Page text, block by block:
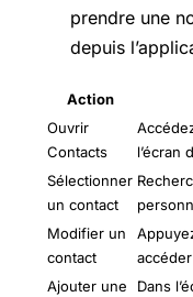
prendre une
depuis
Action
Ouvrir
Contacts
l’écran
Sélectionner
un contact
Modifier un
contact
Ajouter une
Dans